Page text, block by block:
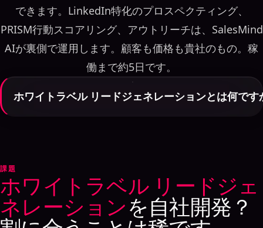
できます。LinkedIn特化のプロスペクティング、
PRISM行動スコアリング、アウトリーチは、SalesMind
AIが裏側で運用します。顧客も価格も貴社のもの。稼
働まで約5日です。
ホワイトラベル リードジェネレーションとは何です
SalesMind AIのプログラムでは、パートナーはLinkedIn
特化型のAI SDR（自律型エージェント、PRISM行動スコ
アリング、パーソナライズされたアウトリーチ）を手に
し、インフラ・稼働・製品開発はすべてSalesMind AIが
課題
ホワイトラベル リードジェ
ネレーションを自社開発？